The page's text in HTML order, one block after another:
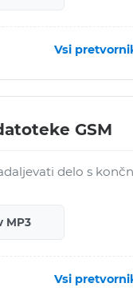
Vsi
GSM
delo s
MP3
Vsi